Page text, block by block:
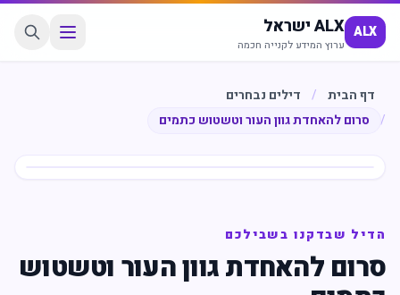
ALX ALX ישראל
ערוץ המידע לקנייה חכמה
דף הבית /
דילים נבחרים
/
סרום להאחדת גוון העור וטשטוש כתמים
הדיל שבדקנו בשבילכם
סרום להאחדת גוון העור וטשטוש